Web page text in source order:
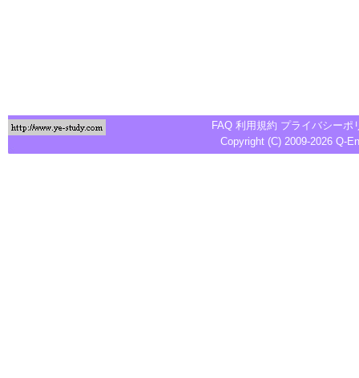
FAQ 利用規約 プライバシーポ
Copyright (C) 2009-2026 Q-